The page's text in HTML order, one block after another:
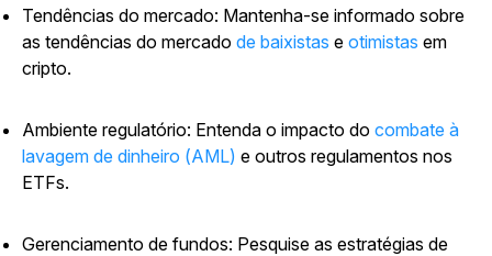
Tendências do mercado: Mantenha-se informado sobre
as tendências do mercado de baixistas e otimistas em
cripto.
Ambiente regulatório: Entenda o impacto do combate à
lavagem de dinheiro (AML) e outros regulamentos nos
ETFs.
Gerenciamento de fundos: Pesquise as estratégias de